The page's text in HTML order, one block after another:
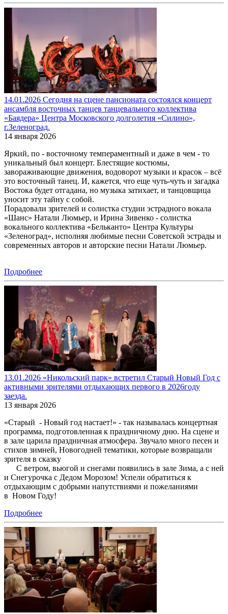
14.01.2026 Сегодня на сцене пансионата состоялся концерт
ансамбля восточных танцев танцевального коллектива
«Баядера» Центра Московского долголетия «Силино»,
г.Зеленоград.
14 января 2026
Яркий, по - восточному темпераментный и даже в чем - то
уникальный был концерт. Блестящие костюмы,
завораживающие движения, водоворот музыки и красок – всё
это восточный танец. И, кажется, что еще чуть-чуть и загадка
Востока будет отгадана, но музыка затихает, и танцовщица
уносит эту тайну с собой.
Порадовали зрителей и солистка студии эстрадного вокала
«Шанс» Натали Люмьер, и Ирина Зивенко - солистка
вокального коллектива «Бельканто» Центра Культуры
«Зеленоград», исполняя любимые песни Советской эстрады и
современных авторов и авторские песни Натали Люмьер.
Подробнее
13.01.2026 «Никольский парк» встретил Старый Новый Год с
активными зрителями отдыхающих первого в 2026году
заезда.
13 января 2026
«Старый - Новый год настает!» - так называлась концертная
программа, подготовленная к праздничному дню. На сцене и
в зале царила праздничная атмосфера. Звучало много песен и
стихов зимней, Новогодней тематики, которые возвращали
зрителя в сказку
С ветром, вьюгой и снегами появились в зале Зима, а с ней
и Снегурочка с Дедом Морозом! Успели обратиться к
отдыхающим с добрыми напутствиями и пожеланиями
в Новом Году!
Подробнее